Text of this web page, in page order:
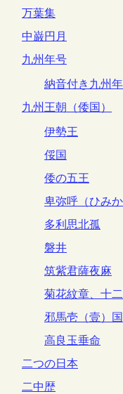
万葉集
中巌円月
九州年号
納音付き九州
九州王朝（倭国）
伊勢王
俀国
倭の五王
卑弥呼（ひみか
多利思北孤
磐井
筑紫君薩夜麻
菊花紋章、十
邪馬壱（壹）国
高良玉垂命
二つの日本
二中歴